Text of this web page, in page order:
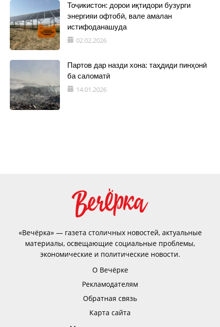
Тоҷикистон: дорои иқтидори бузурги
энергияи офтобӣ, вале амалан
истифоданашуда
02.02.2026
Партов дар назди хона: таҳдиди пинҳонӣ
ба саломатӣ
14.01.2026
«Вечёрка» — газета столичных новостей, актуальные
материалы, освещающие социальные проблемы,
экономические и политические новости.
О Вечёрке
Рекламодателям
Обратная связь
Карта сайта